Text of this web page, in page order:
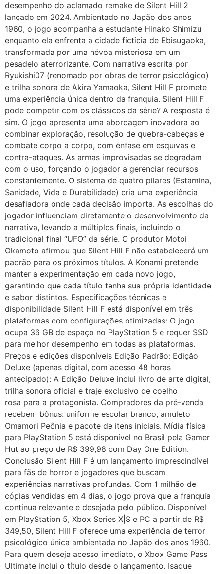
desempenho do aclamado remake de Silent Hill 2
lançado em 2024. Ambientado no Japão dos anos
1960, o jogo acompanha a estudante Hinako Shimizu
enquanto ela enfrenta a cidade fictícia de Ebisugaoka,
transformada por uma névoa misteriosa em um
pesadelo aterrorizante. Com narrativa escrita por
Ryukishi07 (renomado por obras de terror psicológico)
e trilha sonora de Akira Yamaoka, Silent Hill F promete
uma experiência única dentro da franquia. Silent Hill F
pode competir com os clássicos da série? A resposta é
sim. O jogo apresenta uma abordagem inovadora ao
combinar exploração, resolução de quebra-cabeças e
combate corpo a corpo, com ênfase em esquivas e
contra-ataques. As armas improvisadas se degradam
com o uso, forçando o jogador a gerenciar recursos
constantemente. O sistema de quatro pilares (Estamina,
Sanidade, Vida e Durabilidade) cria uma experiência
desafiadora onde cada decisão importa. As escolhas do
jogador influenciam diretamente o desenvolvimento da
narrativa, levando a múltiplos finais, incluindo o
tradicional final “UFO” da série. O produtor Motoi
Okamoto afirmou que Silent Hill F não estabelecerá um
padrão para os próximos títulos. A Konami pretende
manter a experimentação em cada novo jogo,
garantindo que cada título tenha sua própria identidade
e sabor distintos. Especificações técnicas e
disponibilidade Silent Hill F está disponível em três
plataformas com configurações otimizadas: O jogo
ocupa 36 GB de espaço no PlayStation 5 e requer SSD
para melhor desempenho em todas as plataformas.
Preços e edições disponíveis Edição Padrão: Edição
Deluxe (apenas digital, com acesso 48 horas
antecipado): A Edição Deluxe inclui livro de arte digital,
trilha sonora oficial e traje exclusivo de coelho
rosa para a protagonista. Compradores da pré-venda
recebem bônus: uniforme escolar branco, amuleto
Omamori Peônia e pacote de itens iniciais. Mídia física
para PlayStation 5 está disponível no Brasil pela Gamer
Hut ao preço de R$ 399,98 com Day One Edition.
Conclusão Silent Hill F é um lançamento imprescindível
para fãs de horror e jogadores que buscam
experiências narrativas profundas. Com 1 milhão de
cópias vendidas em 4 dias, o jogo prova que a franquia
continua relevante e desejada pelo público. Disponível
em PlayStation 5, Xbox Series X|S e PC a partir de R$
349,50, Silent Hill F oferece uma experiência de terror
psicológico única ambientada no Japão dos anos 1960.
Para quem deseja acesso imediato, o Xbox Game Pass
Ultimate inclui o título desde o lançamento. Isaque